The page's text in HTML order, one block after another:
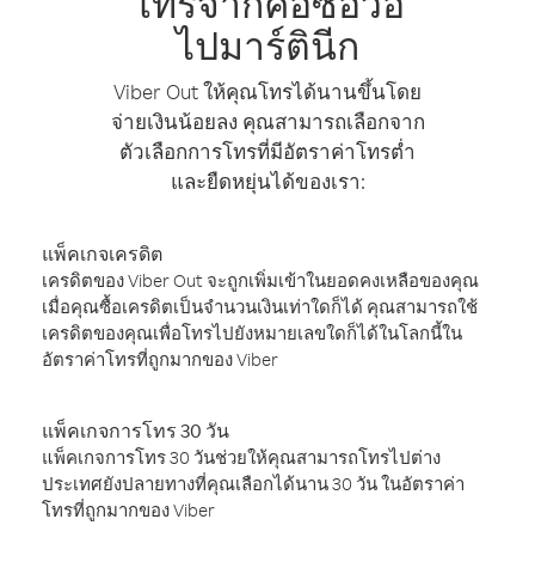
ไปมาร์ตินีก
Viber Out ให้คุณโทรได้นานขึ้นโดย
จ่ายเงินน้อยลง คุณสามารถเลือกจาก
ตัวเลือกการโทรที่มีอัตราค่าโทรต่ำ
และยืดหยุ่นได้ของเรา:
แพ็คเกจเครดิต
เครดิตของ Viber Out จะถูกเพิ่มเข้าในยอดคงเหลือของคุณ
เมื่อคุณซื้อเครดิตเป็นจำนวนเงินเท่าใดก็ได้ คุณสามารถใช้
เครดิตของคุณเพื่อโทรไปยังหมายเลขใดก็ได้ในโลกนี้ใน
อัตราค่าโทรที่ถูกมากของ Viber
แพ็คเกจการโทร 30 วัน
แพ็คเกจการโทร 30 วันช่วยให้คุณสามารถโทรไปต่าง
ประเทศยังปลายทางที่คุณเลือกได้นาน 30 วัน ในอัตราค่า
โทรที่ถูกมากของ Viber